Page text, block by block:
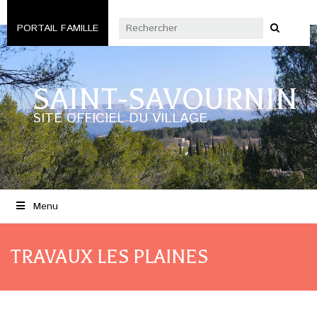
PORTAIL FAMILLE
SAINT-SAVOURNIN
SITE OFFICIEL DU VILLAGE
Menu
TRAVAUX LES PLAINES